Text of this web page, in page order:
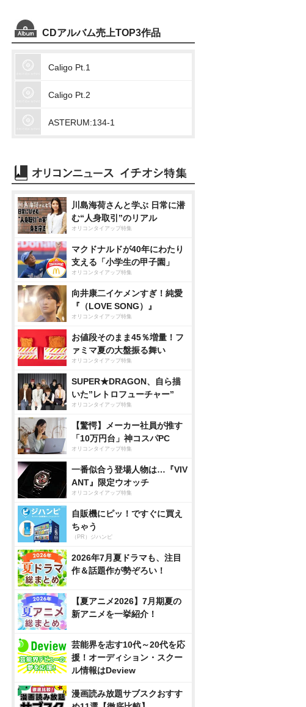
CDアルバム売上TOP3作品
Caligo Pt.1
Caligo Pt.2
ASTERUM:134-1
川島海荷さんと学ぶ 日常に潜
む“人身取引”のリアル
オリコンタイアップ特集
マクドナルドが40年にわたり
支える「小学生の甲子園」
オリコンタイアップ特集
向井康二イケメンすぎ！純愛
『（LOVE SONG）』
オリコンタイアップ特集
お値段そのまま45％増量！フ
ァミマ夏の大盤振る舞い
オリコンタイアップ特集
SUPER★DRAGON、自ら描
いた”レトロフューチャー”
オリコンタイアップ特集
【驚愕】メーカー社員が推す
「10万円台」神コスパPC
オリコンタイアップ特集
一番似合う登場人物は…『VIV
ANT』限定ウオッチ
オリコンタイアップ特集
自販機にピッ！ですぐに買え
ちゃう
（PR）ジハンピ
2026年7月夏ドラマも、注目
作＆話題作が勢ぞろい！
【夏アニメ2026】7月期夏の
新アニメを一挙紹介！
芸能界を志す10代～20代を応
援！オーディション・スクー
ル情報はDeview
漫画読み放題サブスクおすす